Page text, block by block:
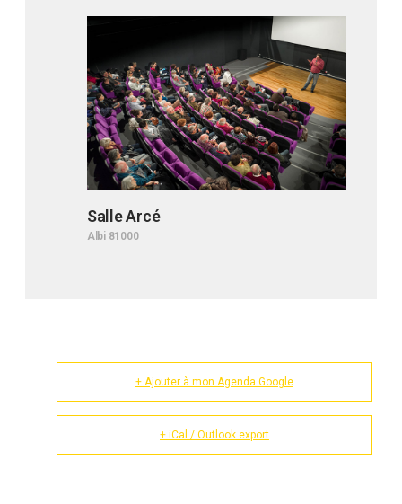
Salle Arcé
Albi 81000
+ Ajouter à mon Agenda Google
+ iCal / Outlook export